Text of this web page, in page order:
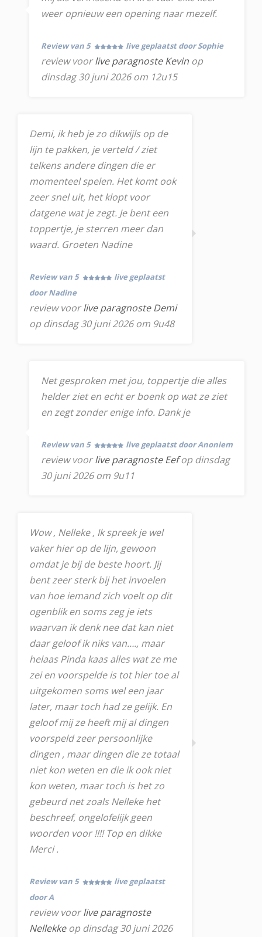
weer opnieuw een opening naar mezelf.
Review van 5 live geplaatst door Sophie
review voorlive paragnoste Kevin op
dinsdag 30 juni 2026 om 12u15
Demi, ik heb je zo dikwijls op de
lijn te pakken, je verteld / ziet
telkens andere dingen die er
momenteel spelen. Het komt ook
zeer snel uit, het klopt voor
datgene wat je zegt. Je bent een
toppertje, je sterren meer dan
waard. Groeten Nadine
Review van 5
live geplaatst
door Nadine
review voorlive paragnoste Demi
op dinsdag 30 juni 2026 om 9u48
Net gesproken met jou, toppertje die alles
helder ziet en echt er boenk op wat ze ziet
en zegt zonder enige info. Dank je
Review van 5 live geplaatst door Anoniem
review voorlive paragnoste Eefop dinsdag
30 juni 2026 om 9u11
Wow , Nelleke , Ik spreek je wel
vaker hier op de lijn, gewoon
omdat je bij de beste hoort. Jij
bent zeer sterk bij het invoelen
van hoe iemand zich voelt op dit
ogenblik en soms zeg je iets
waarvan ik denk nee dat kan niet
daar geloof ik niks van…., maar
helaas Pinda kaas alles wat ze me
zei en voorspelde is tot hier toe al
uitgekomen soms wel een jaar
later, maar toch had ze gelijk. En
geloof mij ze heeft mij al dingen
voorspeld zeer persoonlijke
dingen , maar dingen die ze totaal
niet kon weten en die ik ook niet
kon weten, maar toch is het zo
gebeurd net zoals Nelleke het
beschreef, ongelofelijk geen
woorden voor !!!! Top en dikke
Merci .
Review van 5
live geplaatst
door A
review voorlive paragnoste
Nellekkeop dinsdag 30 juni 2026